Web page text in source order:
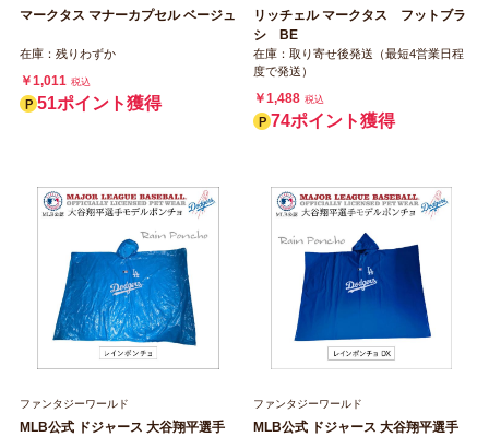
マークタス マナーカプセル ベージュ
在庫：残りわずか
￥1,011 税込
51ポイント獲得
リッチェル マークタス フットブラ
シ BE
在庫：取り寄せ後発送（最短4営業日程
度で発送）
￥1,488 税込
74ポイント獲得
ファンタジーワールド
MLB公式 ドジャース 大谷翔平選手
ファンタジーワールド
MLB公式 ドジャース 大谷翔平選手